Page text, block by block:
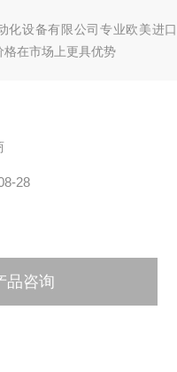
化设备有限公司专业欧美进
格在市场上更具优势
28
品咨询